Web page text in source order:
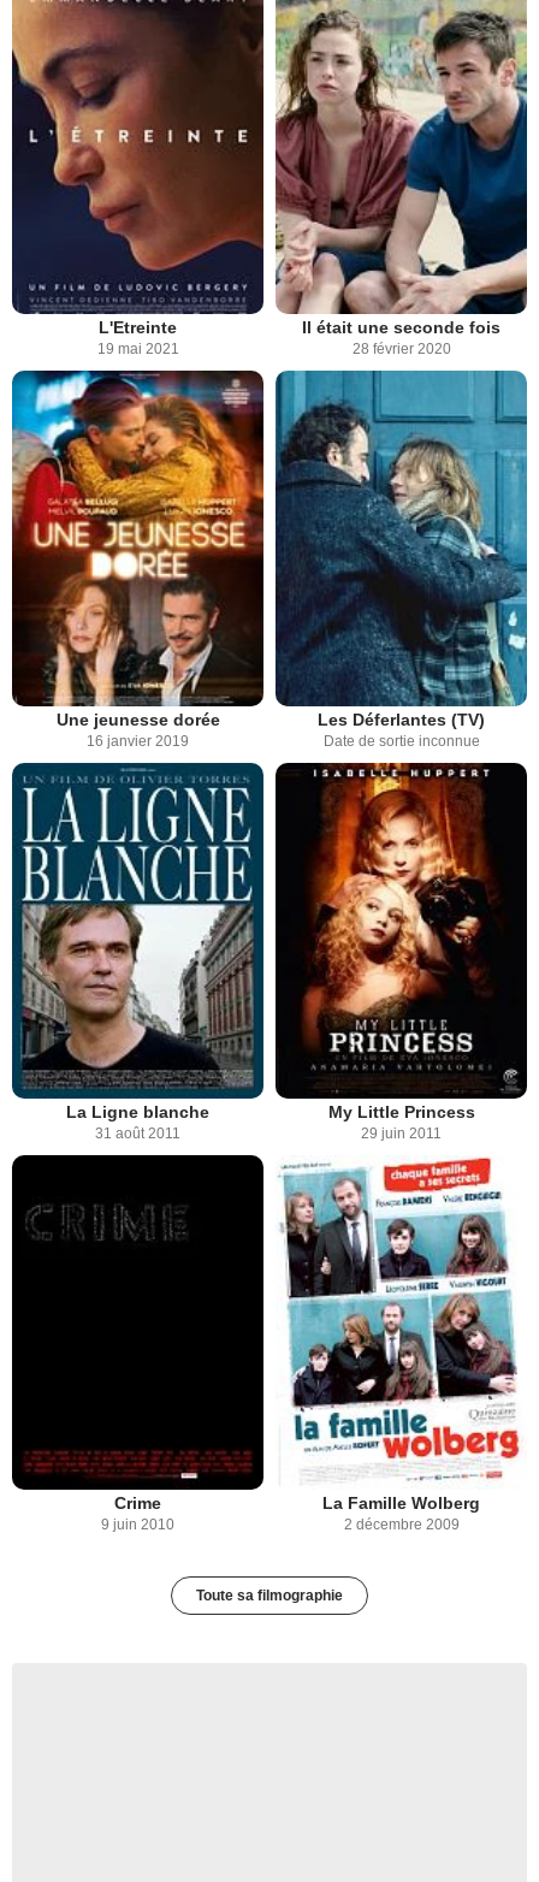
L'Etreinte
19 mai 2021
Il était une seconde fois
28 février 2020
Une jeunesse dorée
16 janvier 2019
Les Déferlantes (TV)
Date de sortie inconnue
La Ligne blanche
31 août 2011
My Little Princess
29 juin 2011
Crime
9 juin 2010
La Famille Wolberg
2 décembre 2009
Toute sa filmographie